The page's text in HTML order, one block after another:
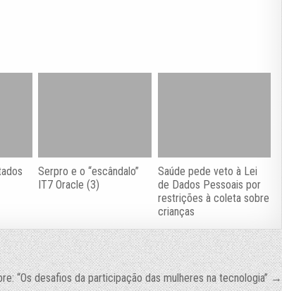
Serpro e o “escândalo”
IT7 Oracle (3)
Saúde pede veto à Lei
de Dados Pessoais por
restrições à coleta sobre
crianças
“Os desafios da participação das mulheres na tecnologia” →